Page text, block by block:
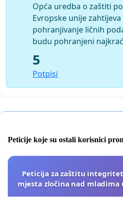
Opća uredba o zaštiti
Evropske unije
pohranjivanje ličnih
budu pohranjeni
5
Potpisi
Peticije koje su ostali korisnici
Peticija za zaštitu
mjesta zločina nad mladima